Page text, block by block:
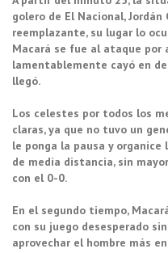
golero de El Nacional,
reemplazante, su lugar lo
Macará se fue al ataque por
lamentablemente cayó en
llegó.
Los celestes por todos los
claras, ya que no tuvo un
le ponga la pausa y
de media distancia, sin
con el 0-0.
En el segundo tiempo,
con su juego desesperado
aprovechar el hombre más